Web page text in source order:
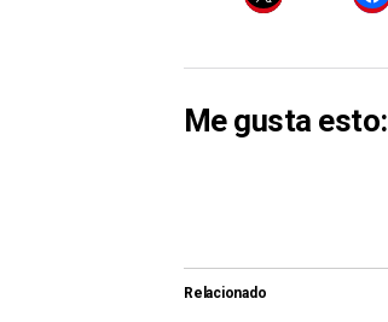
Me gusta esto:
Relacionado